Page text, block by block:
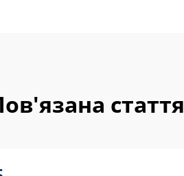
стаття